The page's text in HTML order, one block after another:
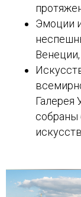
Эмоции
Галерея
собраны